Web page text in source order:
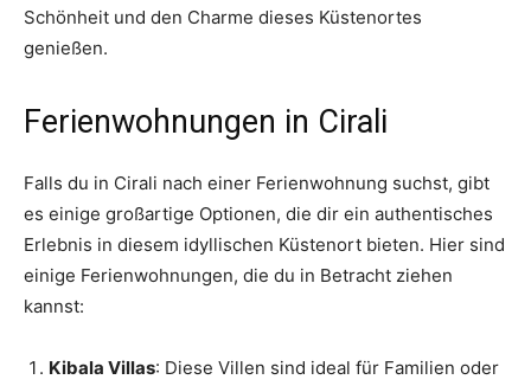
Schönheit und den Charme dieses Küstenortes
genießen.
Ferienwohnungen in Cirali
Falls du in Cirali nach einer Ferienwohnung suchst, gibt
es einige großartige Optionen, die dir ein authentisches
Erlebnis in diesem idyllischen Küstenort bieten. Hier sind
einige Ferienwohnungen, die du in Betracht ziehen
kannst:
Kibala Villas: Diese Villen sind ideal für Familien oder